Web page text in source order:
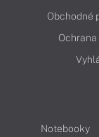
Obchodné
Notebooky